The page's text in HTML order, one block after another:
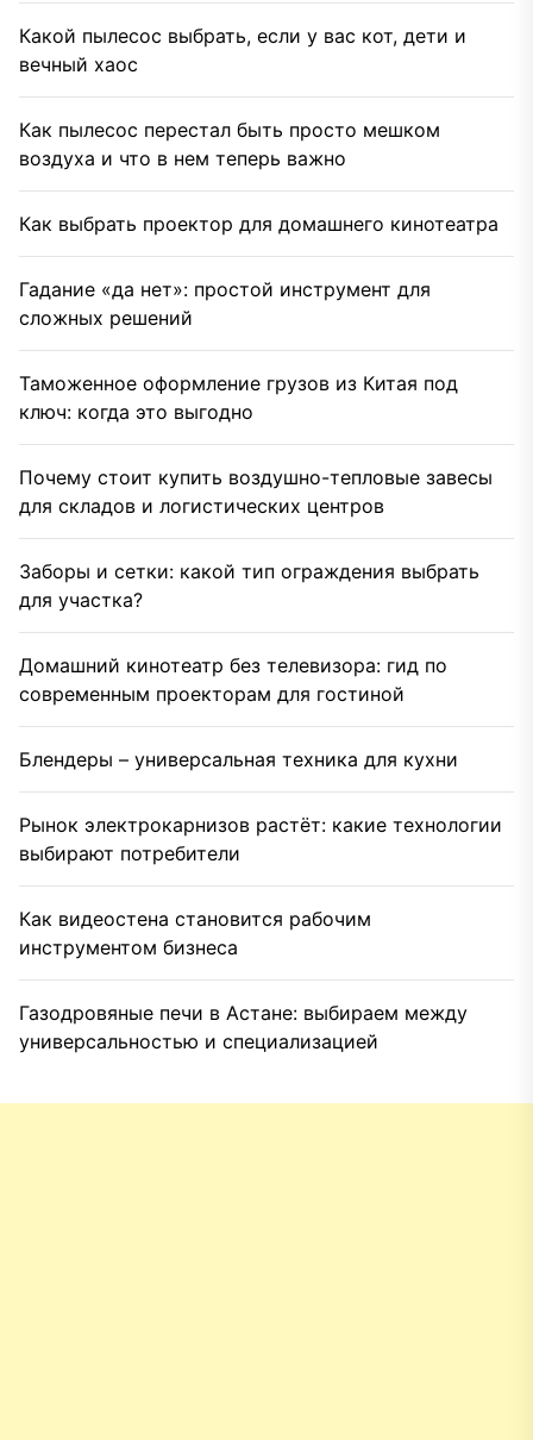
Какой пылесос выбрать, если у вас кот, дети и
вечный хаос
Как пылесос перестал быть просто мешком
воздуха и что в нем теперь важно
Как выбрать проектор для домашнего кинотеатра
Гадание «да нет»: простой инструмент для
сложных решений
Таможенное оформление грузов из Китая под
ключ: когда это выгодно
Почему стоит купить воздушно-тепловые завесы
для складов и логистических центров
Заборы и сетки: какой тип ограждения выбрать
для участка?
Домашний кинотеатр без телевизора: гид по
современным проекторам для гостиной
Блендеры – универсальная техника для кухни
Рынок электрокарнизов растёт: какие технологии
выбирают потребители
Как видеостена становится рабочим
инструментом бизнеса
Газодровяные печи в Астане: выбираем между
универсальностью и специализацией